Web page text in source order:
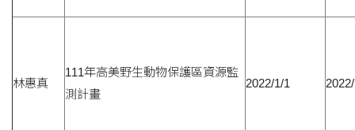
林惠真
111年高美野生動物保護區資源監
測計畫
2022/1/1